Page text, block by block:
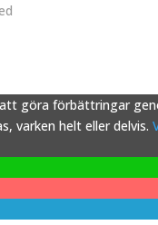
att göra förbättringar
varken helt eller delvis.